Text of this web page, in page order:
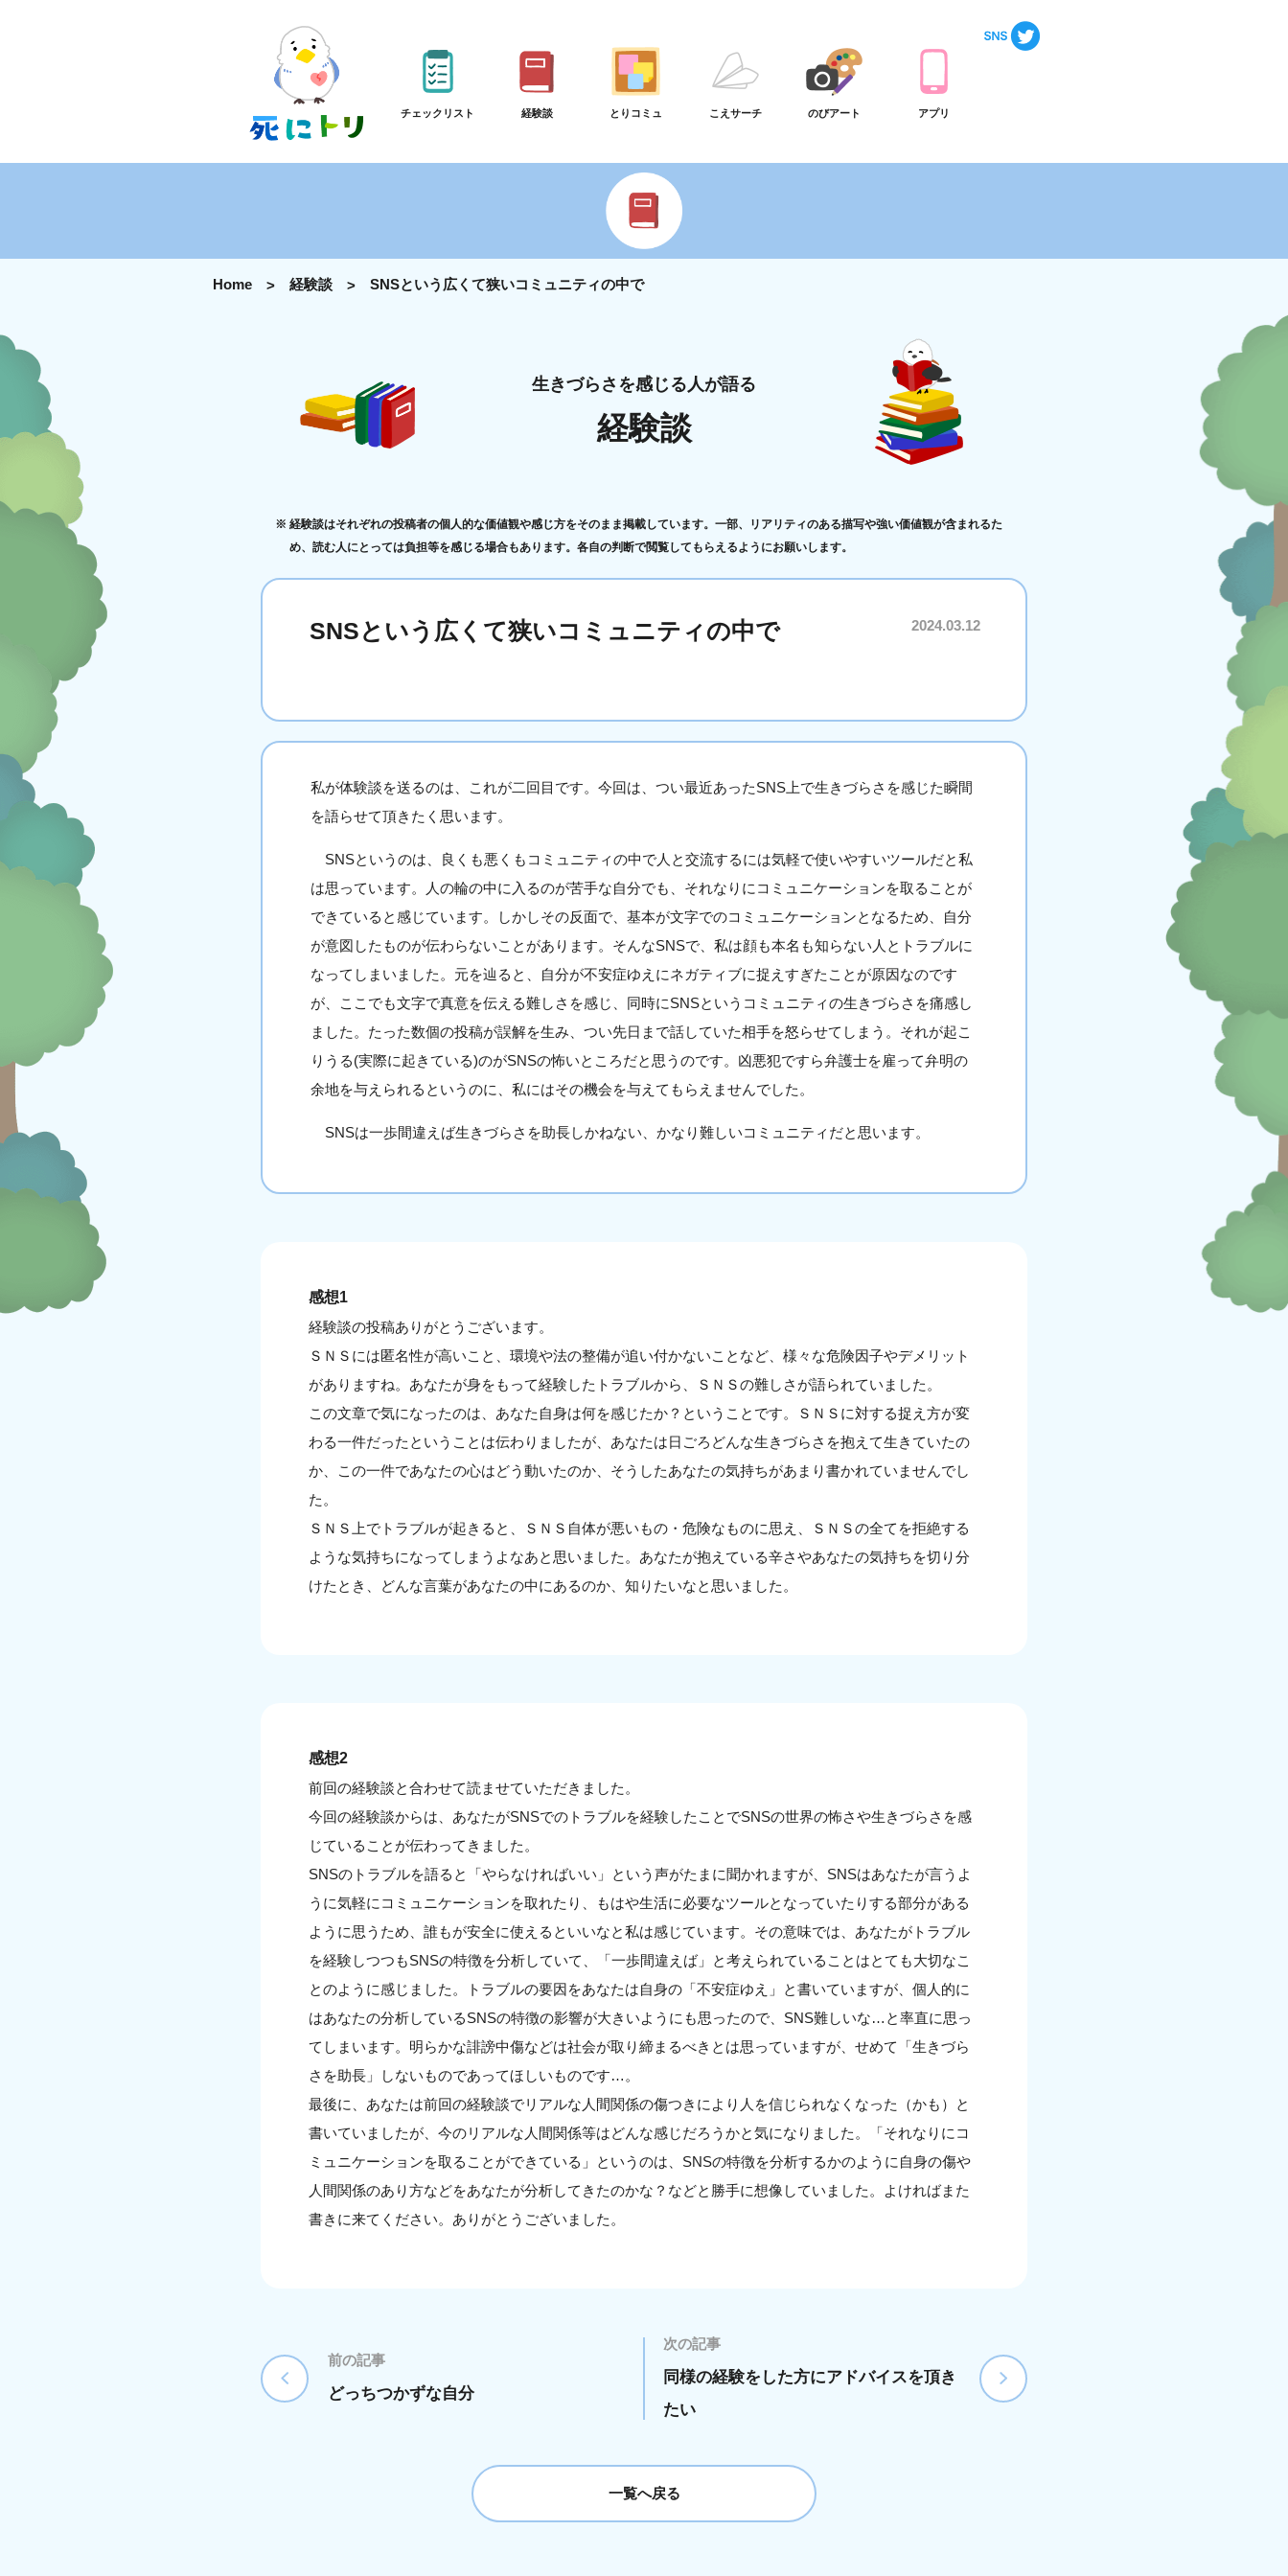
チェックリスト 経験談 とりコミュ こえサーチ のびアート アプリ
Home 経験談 SNSという広くて狭いコミュニティの中で
生きづらさを感じる人が語る
経験談
経験談はそれぞれの投稿者の個人的な価値観や感じ方をそのまま掲載しています。一部、リアリティのある描写や強い価値観が含まれるた
め、読む人にとっては負担等を感じる場合もあります。各自の判断で閲覧してもらえるようにお願いします。
SNSという広くて狭いコミュニティの中で 2024.03.12
私が体験談を送るのは、これが二回目です。今回は、つい最近あったSNS上で生きづらさを感じた瞬間
を語らせて頂きたく思います。
SNSというのは、良くも悪くもコミュニティの中で人と交流するには気軽で使いやすいツールだと私
は思っています。人の輪の中に入るのが苦手な自分でも、それなりにコミュニケーションを取ることが
できていると感じています。しかしその反面で、基本が文字でのコミュニケーションとなるため、自分
が意図したものが伝わらないことがあります。そんなSNSで、私は顔も本名も知らない人とトラブルに
なってしまいました。元を辿ると、自分が不安症ゆえにネガティブに捉えすぎたことが原因なのです
が、ここでも文字で真意を伝える難しさを感じ、同時にSNSというコミュニティの生きづらさを痛感し
ました。たった数個の投稿が誤解を生み、つい先日まで話していた相手を怒らせてしまう。それが起こ
りうる(実際に起きている)のがSNSの怖いところだと思うのです。凶悪犯ですら弁護士を雇って弁明の
余地を与えられるというのに、私にはその機会を与えてもらえませんでした。
SNSは一歩間違えば生きづらさを助長しかねない、かなり難しいコミュニティだと思います。
感想1
経験談の投稿ありがとうございます。
ＳＮＳには匿名性が高いこと、環境や法の整備が追い付かないことなど、様々な危険因子やデメリット
がありますね。あなたが身をもって経験したトラブルから、ＳＮＳの難しさが語られていました。
この文章で気になったのは、あなた自身は何を感じたか？ということです。ＳＮＳに対する捉え方が変
わる一件だったということは伝わりましたが、あなたは日ごろどんな生きづらさを抱えて生きていたの
か、この一件であなたの心はどう動いたのか、そうしたあなたの気持ちがあまり書かれていませんでし
た。
ＳＮＳ上でトラブルが起きると、ＳＮＳ自体が悪いもの・危険なものに思え、ＳＮＳの全てを拒絶する
ような気持ちになってしまうよなあと思いました。あなたが抱えている辛さやあなたの気持ちを切り分
けたとき、どんな言葉があなたの中にあるのか、知りたいなと思いました。
感想2
前回の経験談と合わせて読ませていただきました。
今回の経験談からは、あなたがSNSでのトラブルを経験したことでSNSの世界の怖さや生きづらさを感
じていることが伝わってきました。
SNSのトラブルを語ると「やらなければいい」という声がたまに聞かれますが、SNSはあなたが言うよ
うに気軽にコミュニケーションを取れたり、もはや生活に必要なツールとなっていたりする部分がある
ように思うため、誰もが安全に使えるといいなと私は感じています。その意味では、あなたがトラブル
を経験しつつもSNSの特徴を分析していて、「一歩間違えば」と考えられていることはとても大切なこ
とのように感じました。トラブルの要因をあなたは自身の「不安症ゆえ」と書いていますが、個人的に
はあなたの分析しているSNSの特徴の影響が大きいようにも思ったので、SNS難しいな…と率直に思っ
てしまいます。明らかな誹謗中傷などは社会が取り締まるべきとは思っていますが、せめて「生きづら
さを助長」しないものであってほしいものです…。
最後に、あなたは前回の経験談でリアルな人間関係の傷つきにより人を信じられなくなった（かも）と
書いていましたが、今のリアルな人間関係等はどんな感じだろうかと気になりました。「それなりにコ
ミュニケーションを取ることができている」というのは、SNSの特徴を分析するかのように自身の傷や
人間関係のあり方などをあなたが分析してきたのかな？などと勝手に想像していました。よければまた
書きに来てください。ありがとうございました。
前の記事
どっちつかずな自分
次の記事
同様の経験をした方にアドバイスを頂き
たい
一覧へ戻る